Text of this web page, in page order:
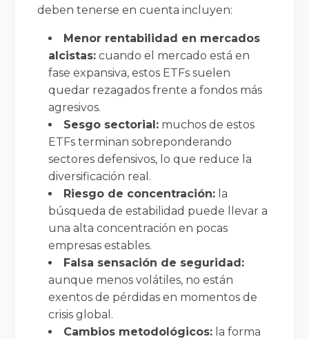
deben tenerse en cuenta incluyen:
Menor rentabilidad en mercados
alcistas: cuando el mercado está en
fase expansiva, estos ETFs suelen
quedar rezagados frente a fondos más
agresivos.
Sesgo sectorial: muchos de estos
ETFs terminan sobreponderando
sectores defensivos, lo que reduce la
diversificación real.
Riesgo de concentración: la
búsqueda de estabilidad puede llevar a
una alta concentración en pocas
empresas estables.
Falsa sensación de seguridad:
aunque menos volátiles, no están
exentos de pérdidas en momentos de
crisis global.
Cambios metodológicos: la forma